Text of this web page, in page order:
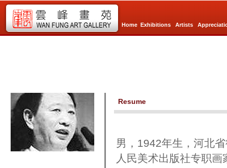
Home Exhibitions Artists
Resume
男，1942年生，河北
人民美术出版社专职